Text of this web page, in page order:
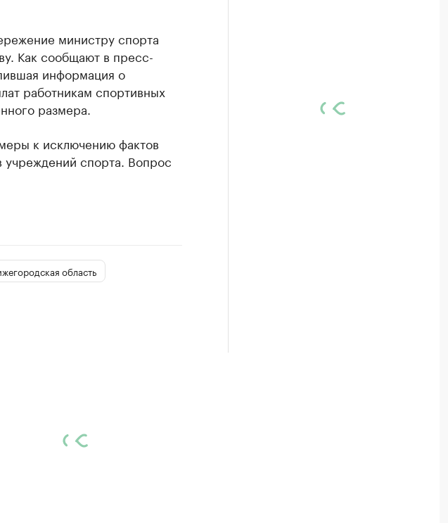
министру спорта
Как сообщают в пресс-
информация о
работникам спортивных
размера.
к исключению фактов
учреждений спорта. Вопрос
область